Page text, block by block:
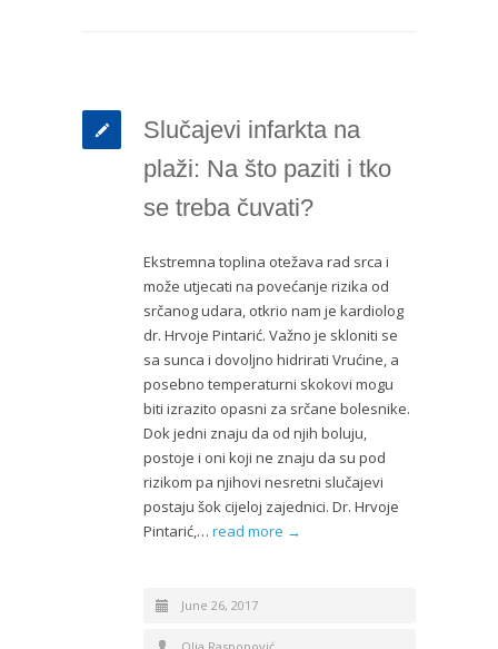
Slučajevi infarkta na
plaži: Na što paziti i tko
se treba čuvati?
Ekstremna toplina otežava rad srca i
može utjecati na povećanje rizika od
srčanog udara, otkrio nam je kardiolog
dr. Hrvoje Pintarić. Važno je skloniti se
sa sunca i dovoljno hidrirati Vrućine, a
posebno temperaturni skokovi mogu
biti izrazito opasni za srčane bolesnike.
Dok jedni znaju da od njih boluju,
postoje i oni koji ne znaju da su pod
rizikom pa njihovi nesretni slučajevi
postaju šok cijeloj zajednici. Dr. Hrvoje
Pintarić,… read more →
June 26, 2017